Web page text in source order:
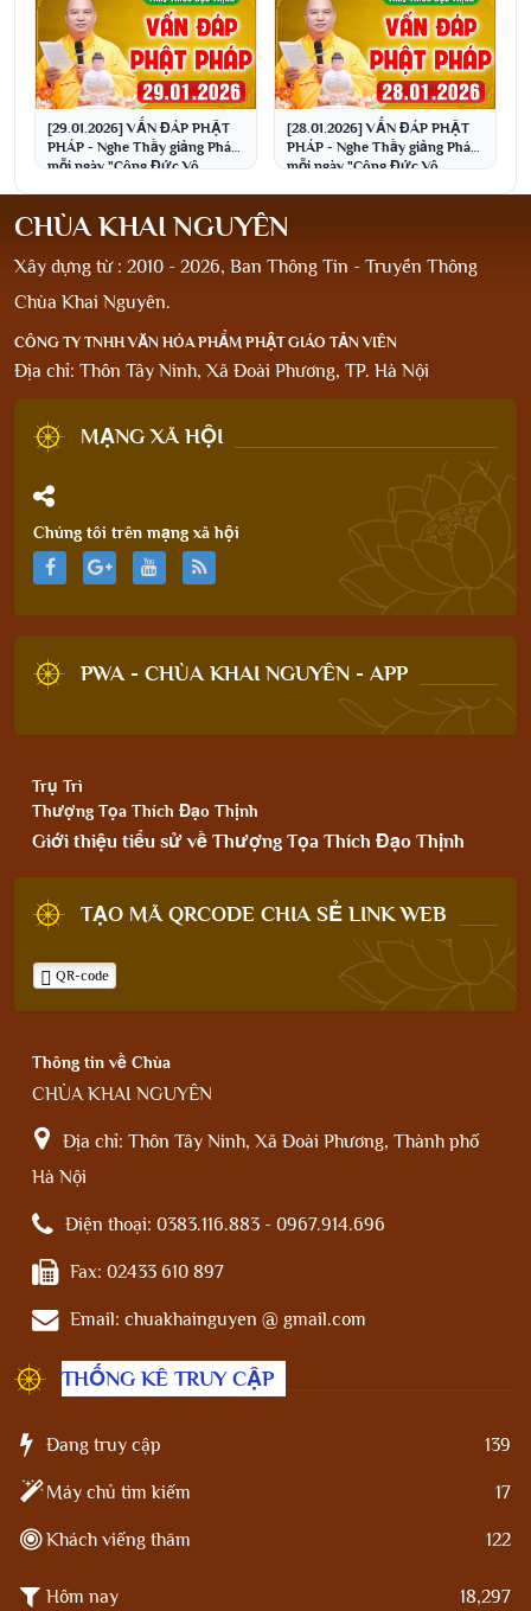
[29.01.2026] VẤN ĐÁP PHẬT
PHÁP - Nghe Thầy giảng Pháp
mỗi ngày "Công Đức Vô
[28.01.2026] VẤN ĐÁP PHẬT
PHÁP - Nghe Thầy giảng Pháp
mỗi ngày "Công Đức Vô
CHÙA KHAI NGUYÊN
Xây dựng từ : 2010 - 2026, Ban Thông Tin - Truyền Thông
Chùa Khai Nguyên.
CÔNG TY TNHH VĂN HÓA PHẨM PHẬT GIÁO TẢN VIÊN
Địa chỉ: Thôn Tây Ninh, Xã Đoài Phương, TP. Hà Nội
MẠNG XÃ HỘI
Chúng tôi trên mạng xã hội
PWA - CHÙA KHAI NGUYÊN - APP
Trụ Trì
Thượng Tọa Thích Đạo Thịnh
Giới thiệu tiểu sử về Thượng Tọa Thích Đạo Thịnh
TẠO MÃ QRCODE CHIA SẺ LINK WEB
QR-code
Thông tin về Chùa
CHÙA KHAI NGUYÊN
Địa chỉ: Thôn Tây Ninh, Xã Đoài Phương, Thành phố
Hà Nội
Điện thoại: 0383.116.883 - 0967.914.696
Fax: 02433 610 897
Email: chuakhainguyen @ gmail.com
THỐNG KÊ TRUY CẬP
Đang truy cập 139
Máy chủ tìm kiếm 17
Khách viếng thăm 122
Hôm nay 18,297